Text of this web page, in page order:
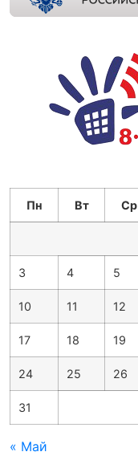
Пн
Вт Ср
3 4 5
10 11 12
17 18 19
24 25 26
31
« Май